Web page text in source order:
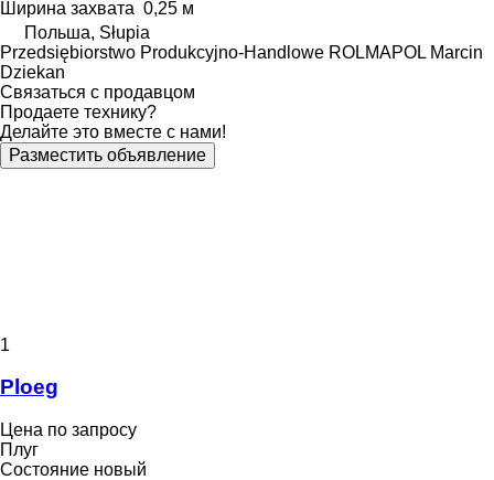
Ширина захвата 0,25 м
Польша, Słupia
Przedsiębiorstwo Produkcyjno-Handlowe ROLMAPOL Marcin
Dziekan
Связаться с продавцом
Продаете технику?
Делайте это вместе с нами!
Разместить объявление
1
Ploeg
Цена по запросу
Плуг
Состояние новый